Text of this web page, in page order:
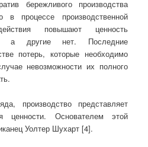
бережливого производства
процессе производственной
повышают ценность
а другие нет. Последние
потерь, которые необходимо
невозможности их полного
производство представляет
ценности. Основателем этой
Уолтер Шухарт [4].